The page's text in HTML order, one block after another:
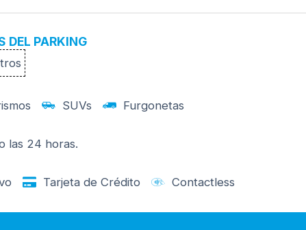
DEL PARKING
SUVs
Furgonetas
las 24 horas.
Tarjeta de Crédito Contactless